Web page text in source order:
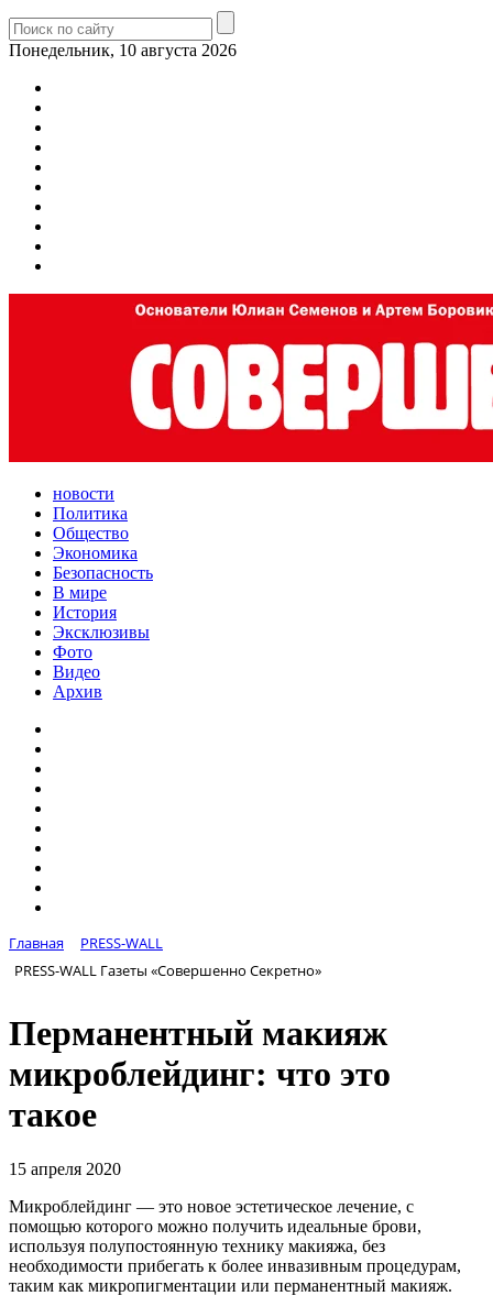
Понедельник, 10 августа 2026
новости
Политика
Общество
Экономика
Безопасность
В мире
История
Эксклюзивы
Фото
Видео
Архив
Главная
PRESS-WALL
PRESS-WALL Газеты «Совершенно Секретно»
Перманентный макияж
микроблейдинг: что это
такое
15 апреля 2020
Микроблейдинг — это новое эстетическое лечение, с
помощью которого можно получить идеальные брови,
используя полупостоянную технику макияжа, без
необходимости прибегать к более инвазивным процедурам,
таким как микропигментации или перманентный макияж.